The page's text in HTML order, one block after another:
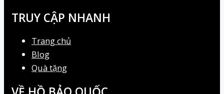
TRUY CẬP NHANH
Trang chủ
Blog
Quà tặng